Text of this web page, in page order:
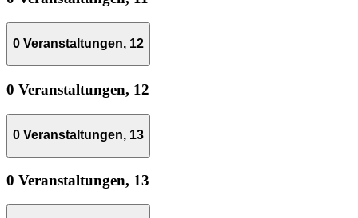
0 Veranstaltungen, 12
0 Veranstaltungen, 12
0 Veranstaltungen, 13
0 Veranstaltungen, 13